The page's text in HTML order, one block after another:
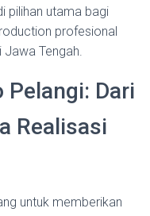
pilihan utama bagi
profesional
Jawa Tengah.
Pelangi: Dari
Realisasi
untuk memberikan